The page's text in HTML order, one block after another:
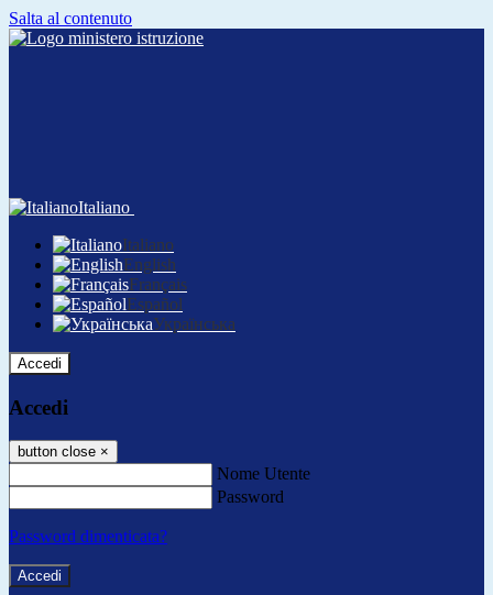
Salta al contenuto
Italiano
Italiano
English
Français
Español
Українська
Accedi
Accedi
button close ×
Nome Utente
Password
Password dimenticata?